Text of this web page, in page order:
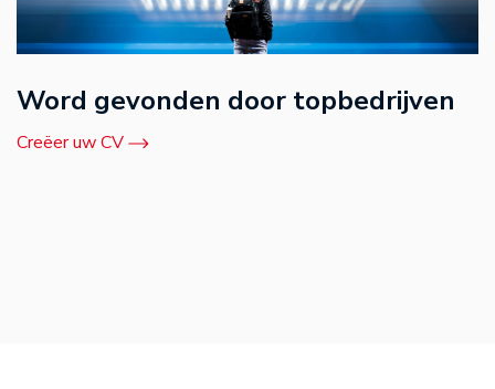
Word gevonden door topbedrijven
Creëer uw CV